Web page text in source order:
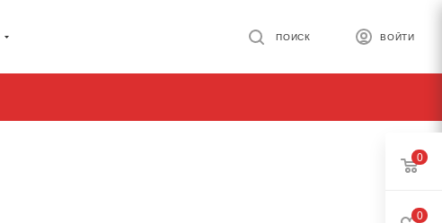
ВОЙТИ
ПОИСК
0
0